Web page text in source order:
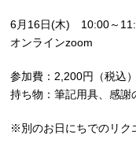
6月16日(木) 10:00～
オンラインzoom
参加費：2,200円（税込）
持ち物：筆記用具、感謝
※別のお日にちでのリク